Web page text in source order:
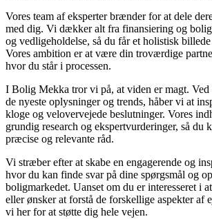
Vores team af eksperter brænder for at dele
med dig. Vi dækker alt fra finansiering og
og vedligeholdelse, så du får et holistisk
Vores ambition er at være din troværdige
hvor du står i processen.
I Bolig Mekka tror vi på, at viden er magt. Ved
de nyeste oplysninger og trends, håber vi at
kloge og velovervejede beslutninger. Vores
grundig research og ekspertvurderinger, så du
præcise og relevante råd.
Vi stræber efter at skabe en engagerende og
hvor du kan finde svar på dine spørgsmål og
boligmarkedet. Uanset om du er interesseret i
eller ønsker at forstå de forskellige aspekter af
vi her for at støtte dig hele vejen.